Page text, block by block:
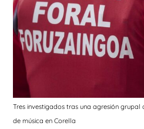
Tres investigados tras una agresión grupal
de música en Corella